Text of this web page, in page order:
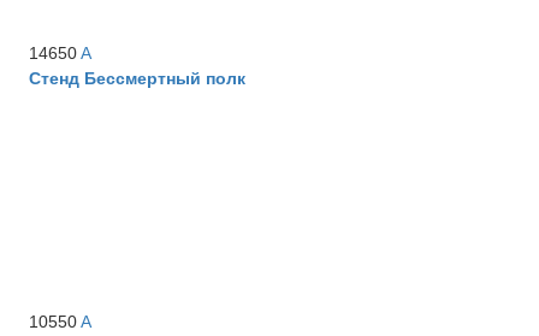
14650A
Стенд Бессмертный полк
10550A